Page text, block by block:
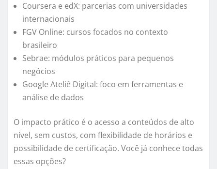
Coursera e edX: parcerias com universidades
internacionais
FGV Online: cursos focados no contexto
brasileiro
Sebrae: módulos práticos para pequenos
negócios
Google Ateliê Digital: foco em ferramentas e
análise de dados
O impacto prático é o acesso a conteúdos de alto
nível, sem custos, com flexibilidade de horários e
possibilidade de certificação. Você já conhece todas
essas opções?